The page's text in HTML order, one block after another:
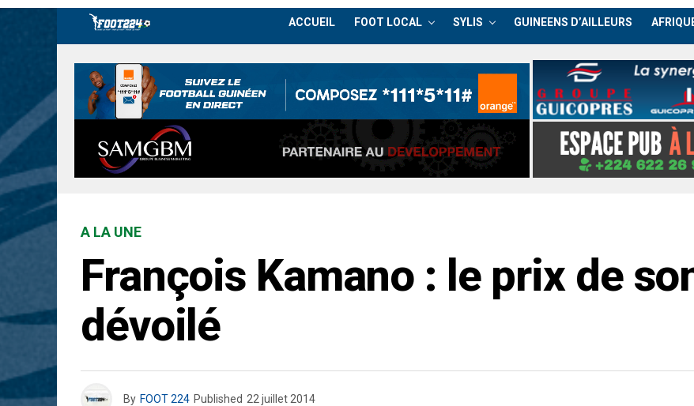
ACCUEIL FOOT LOCAL SYLIS GUINEENS D’AILLEURS
A LA UNE
François Kamano : le prix de
dévoilé
By FOOT 224 Published 22 juillet 2014